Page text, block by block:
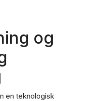
og
en teknologisk